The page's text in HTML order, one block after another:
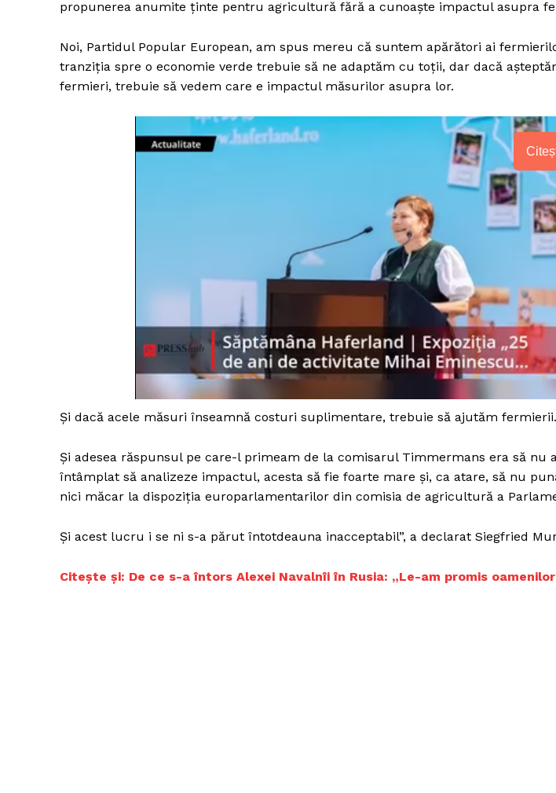
FREEDOM HOUSE
ROMÂNIA
Despre
Contact
propunerea anumite ținte pentru agricultură fără a cunoaște impactul asupra
Noi, Partidul Popular European, am spus mereu că suntem apărători ai
tranziția spre o economie verde trebuie să ne adaptăm cu toții, dar dacă
fermieri, trebuie să vedem care e impactul măsurilor asupra lor.
Și dacă acele măsuri înseamnă costuri suplimentare, trebuie să ajutăm fermierii.
Și adesea răspunsul pe care-l primeam de la comisarul Timmermans era să nu
întâmplat să analizeze impactul, acesta să fie foarte mare și, ca atare, să nu
nici măcar la dispoziția europarlamentarilor din comisia de agricultură a
Și acest lucru i se ni s-a părut întotdeauna inacceptabil”, a declarat Siegfried
Citește și: De ce s-a întors Alexei Navalnîi în Rusia: „Le-am promis